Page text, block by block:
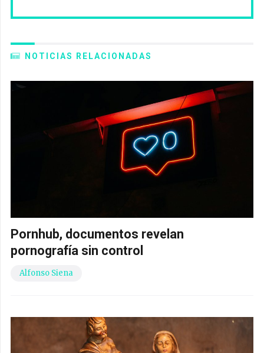
NOTICIAS RELACIONADAS
Pornhub, documentos revelan
pornografía sin control
Alfonso Siena